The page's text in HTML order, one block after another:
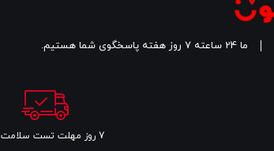
ما 24 ساعته 7 روز هفته پاسخگوی شما هستیم.
7 روز مهلت تست سلامت کالا